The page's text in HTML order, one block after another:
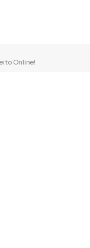
Online!